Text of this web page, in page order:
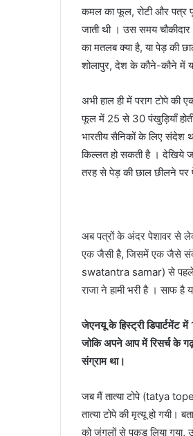
कमल का फूल, रोटी और पत्र
जाती थी । उस समय
का मतलब क्या है, या पेड़ की
शोलापुर, देश के कौने-कौने में
अभी हाल ही में पराग टोपे की
फूल में 25 से 30 पंखुड़ियाँ
भारतीय सैनिकों के लिए संदेश
किल्लत हो सकती है । देखिये
तरह से पेड़ की छाल छीलने पर
अब पत्रों के अंदर पेशावर से
एक जैसी है, जिसमें एक जैसे
swatantra samar) से पहले
राजा ने हामी भरी है । साफ है
जेएनयू के हिस्ट्री डिपार्टमेंट
जोकि अपने आप में रिसर्च के गढ़
संग्राम था।
जब मैं तात्या टोपे (tatya
तात्या टोपे की मृत्यू हो गयी।
को जंगलों से पकड़ लिया